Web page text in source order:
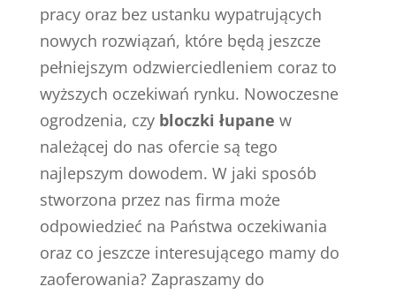
pracy oraz bez ustanku wypatrujących
nowych rozwiązań, które będą jeszcze
pełniejszym odzwierciedleniem coraz to
wyższych oczekiwań rynku. Nowoczesne
ogrodzenia, czy bloczki łupane w
należącej do nas ofercie są tego
najlepszym dowodem. W jaki sposób
stworzona przez nas firma może
odpowiedzieć na Państwa oczekiwania
oraz co jeszcze interesującego mamy do
zaoferowania? Zapraszamy do